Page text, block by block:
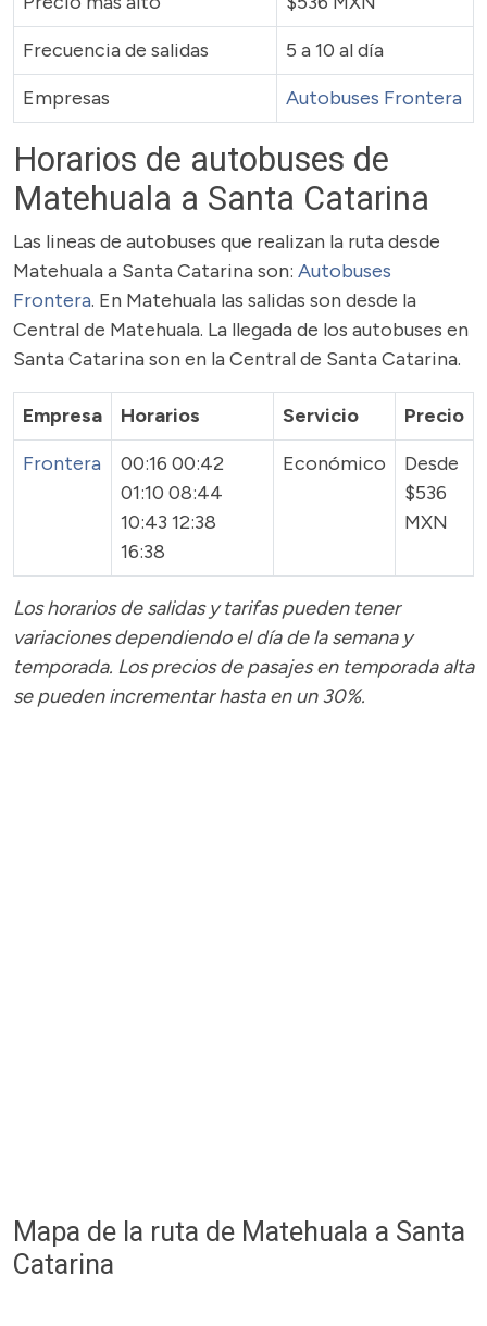
Frecuencia de salidas
5 a 10 al día
Empresas
Autobuses Frontera
Horarios de autobuses de
Matehuala a Santa Catarina
Las lineas de autobuses que realizan la ruta desde
Matehuala a Santa Catarina son: Autobuses
Frontera. En Matehuala las salidas son desde la
Central de Matehuala. La llegada de los autobuses en
Santa Catarina son en la Central de Santa Catarina.
Empresa Horarios Servicio
Precio
Frontera
00:16 00:42
01:10 08:44
10:43 12:38
16:38
Económico
Desde
$536
MXN
Los horarios de salidas y tarifas pueden tener
variaciones dependiendo el día de la semana y
temporada. Los precios de pasajesen temporada alta
se pueden incrementar hasta en un 30%.
Mapa de la ruta de Matehuala a Santa
Catarina